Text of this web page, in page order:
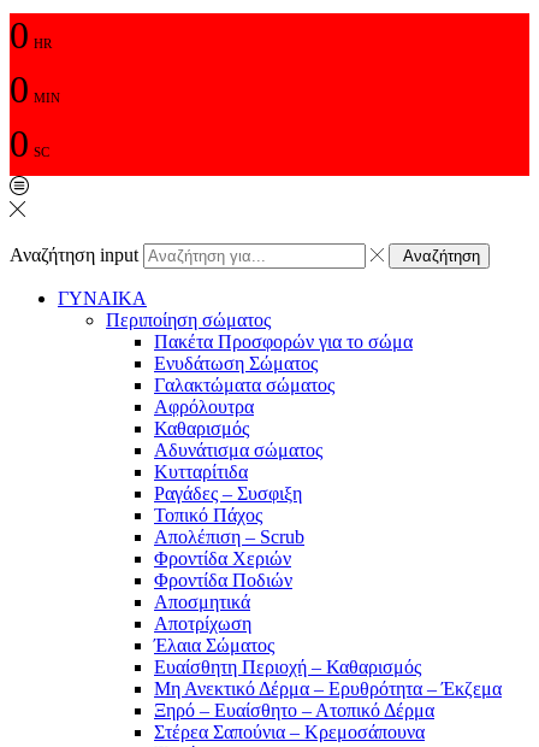
0 HR
0 MIN
0 SC
Αναζήτηση input Αναζήτηση
ΓΥΝΑΙΚΑ
Περιποίηση σώματος
Πακέτα Προσφορών για το σώμα
Ενυδάτωση Σώματος
Γαλακτώματα σώματος
Αφρόλουτρα
Καθαρισμός
Αδυνάτισμα σώματος
Κυτταρίτιδα
Ραγάδες – Συσφιξη
Τοπικό Πάχος
Απολέπιση – Scrub
Φροντίδα Χεριών
Φροντίδα Ποδιών
Αποσμητικά
Αποτρίχωση
Έλαια Σώματος
Ευαίσθητη Περιοχή – Καθαρισμός
Μη Ανεκτικό Δέρμα – Ερυθρότητα – Έκζεμα
Ξηρό – Ευαίσθητο – Ατοπικό Δέρμα
Στέρεα Σαπούνια – Κρεμοσάπουνα